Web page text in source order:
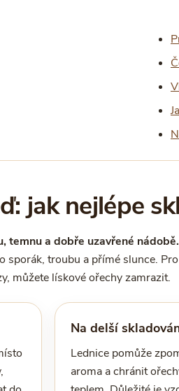
jak nejlépe
temnu a dobře uzavřené nádobě.
sporák, troubu a přímé slunce.
můžete lískové ořechy zamrazit.
Na delší
Lednice pomůže
aroma a chránit